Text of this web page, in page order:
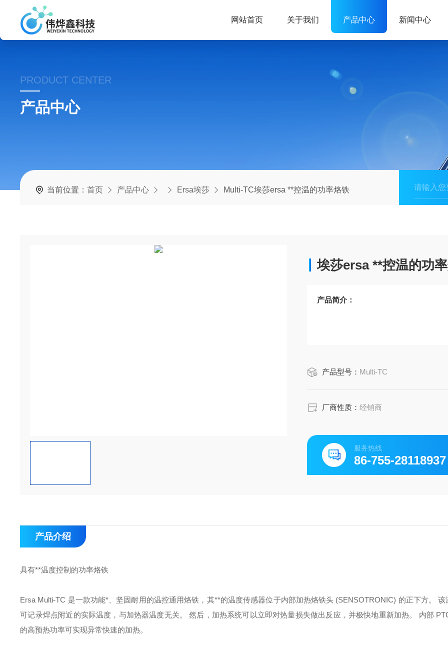
网站首页 关于我们 产品中心 新闻中心
PRODUCT CENTER
产品中心
当前位置：首页 产品中心 Ersa埃莎 Multi-TC埃莎ersa **控温的功率烙铁
埃莎ersa **控温的功
产品简介：
产品型号： Multi-TC
厂商性质：经销商
服务热线
86-755-28118937
产品介绍
具有**温度控制的功率烙铁
Ersa Multi-TC 是一款功能*、坚固耐用的温控通用烙铁，其**的温度传感器位于内部加热烙铁头 (SENSOTRONIC) 的正下方。
该
可记录焊点附近的实际温度，与加热器温度无关。
然后，加热系统可以立即对热量损失做出反应，并极快地重新加热。
内部
的高预热功率可实现异常快速的加热。